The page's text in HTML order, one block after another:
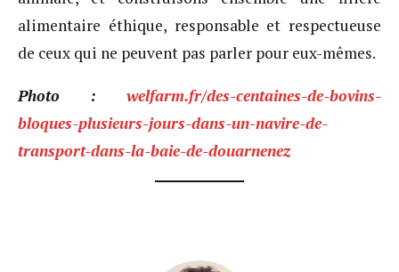
alimentaire éthique, responsable et respectueuse
de ceux qui ne peuvent pas parler pour eux-mêmes.
Photo : welfarm.fr/des-centaines-de-bovins-
bloques-plusieurs-jours-dans-un-navire-de-
transport-dans-la-baie-de-douarnenez